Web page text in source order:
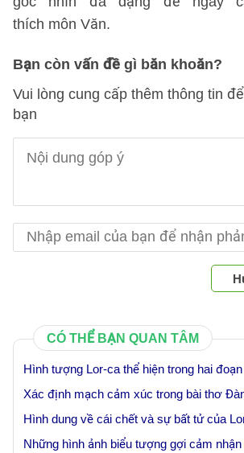
thích môn Văn.
Bạn còn vấn đề gì băn khoăn?
Vui lòng cung cấp thêm thông tin
bạn
CÓ THỂ BẠN QUAN TÂM
Hình tượng Lor-ca thể hiện trong hai
Xác định mạch cảm xúc trong bài thơ
Hình dung về cái chết và sự bất tử của
Những hình ảnh biểu tượng gợi cảm